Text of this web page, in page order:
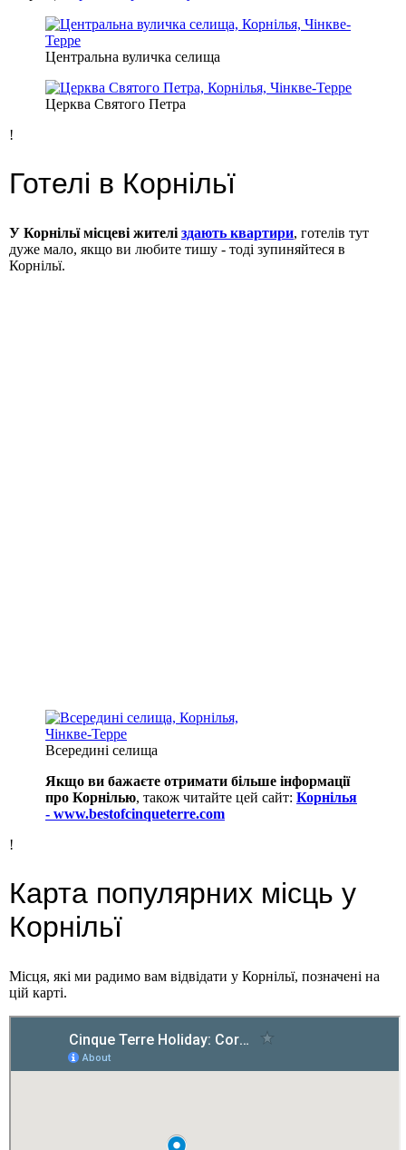
Центральна вуличка селища
Церква Святого Петра
!
Готелі в Корнільї
У Корнільї місцеві жителі здають квартири, готелів тут
дуже мало, якщо ви любите тишу - тоді зупиняйтеся в
Корнільї.
Всередині селища
Якщо ви бажаєте отримати більше інформації
про Корнілью, також читайте цей сайт: Корнілья
- www.bestofcinqueterre.com
!
Карта популярних місць у
Корнільї
Місця, які ми радимо вам відвідати у Корнільї, позначені на
цій карті.